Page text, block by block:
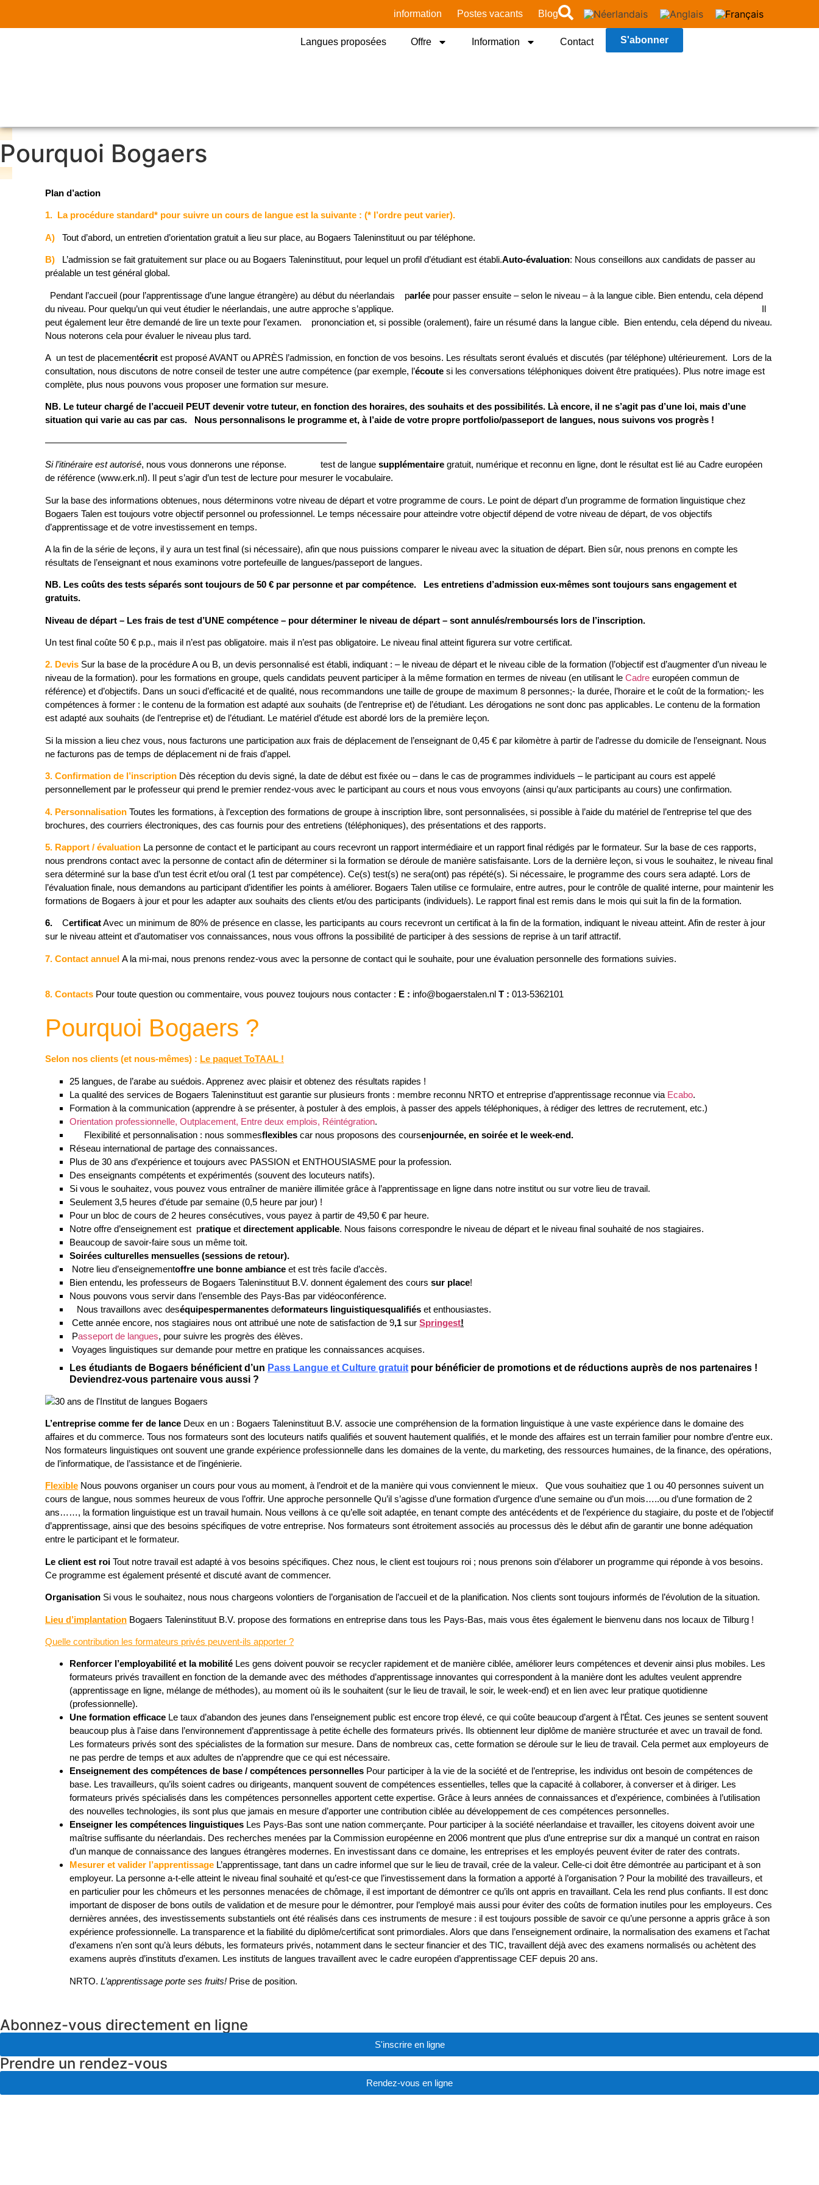
information Postes vacants Blog
Langues proposées Offre Information Contact S'abonner
Pourquoi Bogaers
Plan d’action
1. La procédure standard* pour suivre un cours de langue est la suivante : (* l’ordre peut varier).
A) Tout d’abord, un entretien d’orientation gratuit a lieu sur place, au Bogaers Taleninstituut ou par téléphone.
B) L’admission se fait gratuitement sur place ou au Bogaers Taleninstituut, pour lequel un profil d’étudiant est établi.Auto-évaluation: Nous conseillons aux candidats de passer au
préalable un test général global.
Pendant l’accueil (pour l’apprentissage d’une langue étrangère) au début du néerlandais parlée pour passer ensuite – selon le niveau – à la langue cible. Bien entendu, cela dépend
du niveau. Pour quelqu’un qui veut étudier le néerlandais, une autre approche s’applique. Il
peut également leur être demandé de lire un texte pour l’examen. prononciation et, si possible (oralement), faire un résumé dans la langue cible. Bien entendu, cela dépend du niveau.
Nous noterons cela pour évaluer le niveau plus tard.
A un test de placementécrit est proposé AVANT ou APRÈS l’admission, en fonction de vos besoins. Les résultats seront évalués et discutés (par téléphone) ultérieurement. Lors de la
consultation, nous discutons de notre conseil de tester une autre compétence (par exemple, l’écoute si les conversations téléphoniques doivent être pratiquées). Plus notre image est
complète, plus nous pouvons vous proposer une formation sur mesure.
NB. Le tuteur chargé de l’accueil PEUT devenir votre tuteur, en fonction des horaires, des souhaits et des possibilités. Là encore, il ne s’agit pas d’une loi, mais d’une
situation qui varie au cas par cas. Nous personnalisons le programme et, à l’aide de votre propre portfolio/passeport de langues, nous suivons vos progrès !
—————————————————————————————————
Si l’itinéraire est autorisé, nous vous donnerons une réponse. test de langue supplémentaire gratuit, numérique et reconnu en ligne, dont le résultat est lié au Cadre européen
de référence (www.erk.nl). Il peut s’agir d’un test de lecture pour mesurer le vocabulaire.
Sur la base des informations obtenues, nous déterminons votre niveau de départ et votre programme de cours. Le point de départ d’un programme de formation linguistique chez
Bogaers Talen est toujours votre objectif personnel ou professionnel. Le temps nécessaire pour atteindre votre objectif dépend de votre niveau de départ, de vos objectifs
d’apprentissage et de votre investissement en temps.
A la fin de la série de leçons, il y aura un test final (si nécessaire), afin que nous puissions comparer le niveau avec la situation de départ. Bien sûr, nous prenons en compte les
résultats de l’enseignant et nous examinons votre portefeuille de langues/passeport de langues.
NB. Les coûts des tests séparés sont toujours de 50 € par personne et par compétence. Les entretiens d’admission eux-mêmes sont toujours sans engagement et
gratuits.
Niveau de départ – Les frais de test d’UNE compétence – pour déterminer le niveau de départ – sont annulés/remboursés lors de l’inscription.
Un test final coûte 50 € p.p., mais il n’est pas obligatoire. mais il n’est pas obligatoire. Le niveau final atteint figurera sur votre certificat.
2. Devis Sur la base de la procédure A ou B, un devis personnalisé est établi, indiquant : – le niveau de départ et le niveau cible de la formation (l’objectif est d’augmenter d’un niveau le
niveau de la formation). pour les formations en groupe, quels candidats peuvent participer à la même formation en termes de niveau (en utilisant le Cadre européen commun de
référence) et d’objectifs. Dans un souci d’efficacité et de qualité, nous recommandons une taille de groupe de maximum 8 personnes;- la durée, l’horaire et le coût de la formation;- les
compétences à former : le contenu de la formation est adapté aux souhaits (de l’entreprise et) de l’étudiant. Les dérogations ne sont donc pas applicables. Le contenu de la formation
est adapté aux souhaits (de l’entreprise et) de l’étudiant. Le matériel d’étude est abordé lors de la première leçon.
Si la mission a lieu chez vous, nous facturons une participation aux frais de déplacement de l’enseignant de 0,45 € par kilomètre à partir de l’adresse du domicile de l’enseignant. Nous
ne facturons pas de temps de déplacement ni de frais d’appel.
3. Confirmation de l’inscription Dès réception du devis signé, la date de début est fixée ou – dans le cas de programmes individuels – le participant au cours est appelé
personnellement par le professeur qui prend le premier rendez-vous avec le participant au cours et nous vous envoyons (ainsi qu’aux participants au cours) une confirmation.
4. Personnalisation Toutes les formations, à l’exception des formations de groupe à inscription libre, sont personnalisées, si possible à l’aide du matériel de l’entreprise tel que des
brochures, des courriers électroniques, des cas fournis pour des entretiens (téléphoniques), des présentations et des rapports.
5. Rapport / évaluation La personne de contact et le participant au cours recevront un rapport intermédiaire et un rapport final rédigés par le formateur. Sur la base de ces rapports,
nous prendrons contact avec la personne de contact afin de déterminer si la formation se déroule de manière satisfaisante. Lors de la dernière leçon, si vous le souhaitez, le niveau final
sera déterminé sur la base d’un test écrit et/ou oral (1 test par compétence). Ce(s) test(s) ne sera(ont) pas répété(s). Si nécessaire, le programme des cours sera adapté. Lors de
l’évaluation finale, nous demandons au participant d’identifier les points à améliorer. Bogaers Talen utilise ce formulaire, entre autres, pour le contrôle de qualité interne, pour maintenir les
formations de Bogaers à jour et pour les adapter aux souhaits des clients et/ou des participants (individuels). Le rapport final est remis dans le mois qui suit la fin de la formation.
6. CertificatAvec un minimum de 80% de présence en classe, les participants au cours recevront un certificat à la fin de la formation, indiquant le niveau atteint. Afin de rester à jour
sur le niveau atteint et d’automatiser vos connaissances, nous vous offrons la possibilité de participer à des sessions de reprise à un tarif attractif.
7. Contact annuel A la mi-mai, nous prenons rendez-vous avec la personne de contact qui le souhaite, pour une évaluation personnelle des formations suivies.
8. Contacts Pour toute question ou commentaire, vous pouvez toujours nous contacter : E : info@bogaerstalen.nl T : 013-5362101
Pourquoi Bogaers ?
Selon nos clients (et nous-mêmes) : Le paquet ToTAAL !
25 langues, de l’arabe au suédois. Apprenez avec plaisir et obtenez des résultats rapides !
La qualité des services de Bogaers Taleninstituut est garantie sur plusieurs fronts : membre reconnu NRTO et entreprise d’apprentissage reconnue via Ecabo.
Formation à la communication (apprendre à se présenter, à postuler à des emplois, à passer des appels téléphoniques, à rédiger des lettres de recrutement, etc.)
Orientation professionnelle, Outplacement, Entre deux emplois, Réintégration.
Flexibilité et personnalisation : nous sommesflexibles car nous proposons des coursenjournée, en soirée et le week-end.
Réseau international de partage des connaissances.
Plus de 30 ans d’expérience et toujours avec PASSION et ENTHOUSIASME pour la profession.
Des enseignants compétents et expérimentés (souvent des locuteurs natifs).
Si vous le souhaitez, vous pouvez vous entraîner de manière illimitée grâce à l’apprentissage en ligne dans notre institut ou sur votre lieu de travail.
Seulement 3,5 heures d’étude par semaine (0,5 heure par jour) !
Pour un bloc de cours de 2 heures consécutives, vous payez à partir de 49,50 € par heure.
Notre offre d’enseignement est pratique et directement applicable. Nous faisons correspondre le niveau de départ et le niveau final souhaité de nos stagiaires.
Beaucoup de savoir-faire sous un même toit.
Soirées culturelles mensuelles (sessions de retour).
Notre lieu d’enseignementoffre une bonne ambiance et est très facile d’accès.
Bien entendu, les professeurs de Bogaers Taleninstituut B.V. donnent également des cours sur place!
Nous pouvons vous servir dans l’ensemble des Pays-Bas par vidéoconférence.
Nous travaillons avec deséquipespermanentes deformateurs linguistiquesqualifiés et enthousiastes.
Cette année encore, nos stagiaires nous ont attribué une note de satisfaction de 9,1 sur Springest!
Passeport de langues, pour suivre les progrès des élèves.
Voyages linguistiques sur demande pour mettre en pratique les connaissances acquises.
Les étudiants de Bogaers bénéficient d’un Pass Langue et Culture gratuit pour bénéficier de promotions et de réductions auprès de nos partenaires !
Deviendrez-vous partenaire vous aussi ?
L’entreprise comme fer de lance Deux en un : Bogaers Taleninstituut B.V. associe une compréhension de la formation linguistique à une vaste expérience dans le domaine des
affaires et du commerce. Tous nos formateurs sont des locuteurs natifs qualifiés et souvent hautement qualifiés, et le monde des affaires est un terrain familier pour nombre d’entre eux.
Nos formateurs linguistiques ont souvent une grande expérience professionnelle dans les domaines de la vente, du marketing, des ressources humaines, de la finance, des opérations,
de l’informatique, de l’assistance et de l’ingénierie.
Flexible Nous pouvons organiser un cours pour vous au moment, à l’endroit et de la manière qui vous conviennent le mieux. Que vous souhaitiez que 1 ou 40 personnes suivent un
cours de langue, nous sommes heureux de vous l’offrir. Une approche personnelle Qu’il s’agisse d’une formation d’urgence d’une semaine ou d’un mois…..ou d’une formation de 2
ans……, la formation linguistique est un travail humain. Nous veillons à ce qu’elle soit adaptée, en tenant compte des antécédents et de l’expérience du stagiaire, du poste et de l’objectif
d’apprentissage, ainsi que des besoins spécifiques de votre entreprise. Nos formateurs sont étroitement associés au processus dès le début afin de garantir une bonne adéquation
entre le participant et le formateur.
Le client est roi Tout notre travail est adapté à vos besoins spécifiques. Chez nous, le client est toujours roi ; nous prenons soin d’élaborer un programme qui réponde à vos besoins.
Ce programme est également présenté et discuté avant de commencer.
Organisation Si vous le souhaitez, nous nous chargeons volontiers de l’organisation de l’accueil et de la planification. Nos clients sont toujours informés de l’évolution de la situation.
Lieu d’implantation Bogaers Taleninstituut B.V. propose des formations en entreprise dans tous les Pays-Bas, mais vous êtes également le bienvenu dans nos locaux de Tilburg !
Quelle contribution les formateurs privés peuvent-ils apporter ?
Renforcer l’employabilité et la mobilité Les gens doivent pouvoir se recycler rapidement et de manière ciblée, améliorer leurs compétences et devenir ainsi plus mobiles. Les
formateurs privés travaillent en fonction de la demande avec des méthodes d’apprentissage innovantes qui correspondent à la manière dont les adultes veulent apprendre
(apprentissage en ligne, mélange de méthodes), au moment où ils le souhaitent (sur le lieu de travail, le soir, le week-end) et en lien avec leur pratique quotidienne
(professionnelle).
Une formation efficace Le taux d’abandon des jeunes dans l’enseignement public est encore trop élevé, ce qui coûte beaucoup d’argent à l’État. Ces jeunes se sentent souvent
beaucoup plus à l’aise dans l’environnement d’apprentissage à petite échelle des formateurs privés. Ils obtiennent leur diplôme de manière structurée et avec un travail de fond.
Les formateurs privés sont des spécialistes de la formation sur mesure. Dans de nombreux cas, cette formation se déroule sur le lieu de travail. Cela permet aux employeurs de
ne pas perdre de temps et aux adultes de n’apprendre que ce qui est nécessaire.
Enseignement des compétences de base / compétences personnelles Pour participer à la vie de la société et de l’entreprise, les individus ont besoin de compétences de
base. Les travailleurs, qu’ils soient cadres ou dirigeants, manquent souvent de compétences essentielles, telles que la capacité à collaborer, à converser et à diriger. Les
formateurs privés spécialisés dans les compétences personnelles apportent cette expertise. Grâce à leurs années de connaissances et d’expérience, combinées à l’utilisation
des nouvelles technologies, ils sont plus que jamais en mesure d’apporter une contribution ciblée au développement de ces compétences personnelles.
Enseigner les compétences linguistiques Les Pays-Bas sont une nation commerçante. Pour participer à la société néerlandaise et travailler, les citoyens doivent avoir une
maîtrise suffisante du néerlandais. Des recherches menées par la Commission européenne en 2006 montrent que plus d’une entreprise sur dix a manqué un contrat en raison
d’un manque de connaissance des langues étrangères modernes. En investissant dans ce domaine, les entreprises et les employés peuvent éviter de rater des contrats.
Mesurer et valider l’apprentissage L’apprentissage, tant dans un cadre informel que sur le lieu de travail, crée de la valeur. Celle-ci doit être démontrée au participant et à son
employeur. La personne a-t-elle atteint le niveau final souhaité et qu’est-ce que l’investissement dans la formation a apporté à l’organisation ? Pour la mobilité des travailleurs, et
en particulier pour les chômeurs et les personnes menacées de chômage, il est important de démontrer ce qu’ils ont appris en travaillant. Cela les rend plus confiants. Il est donc
important de disposer de bons outils de validation et de mesure pour le démontrer, pour l’employé mais aussi pour éviter des coûts de formation inutiles pour les employeurs. Ces
dernières années, des investissements substantiels ont été réalisés dans ces instruments de mesure : il est toujours possible de savoir ce qu’une personne a appris grâce à son
expérience professionnelle. La transparence et la fiabilité du diplôme/certificat sont primordiales. Alors que dans l’enseignement ordinaire, la normalisation des examens et l’achat
d’examens n’en sont qu’à leurs débuts, les formateurs privés, notamment dans le secteur financier et des TIC, travaillent déjà avec des examens normalisés ou achètent des
examens auprès d’instituts d’examen. Les instituts de langues travaillent avec le cadre européen d’apprentissage CEF depuis 20 ans.
NRTO. L’apprentissage porte ses fruits! Prise de position.
Abonnez-vous directement en ligne
S'inscrire en ligne
Prendre un rendez-vous
Rendez-vous en ligne